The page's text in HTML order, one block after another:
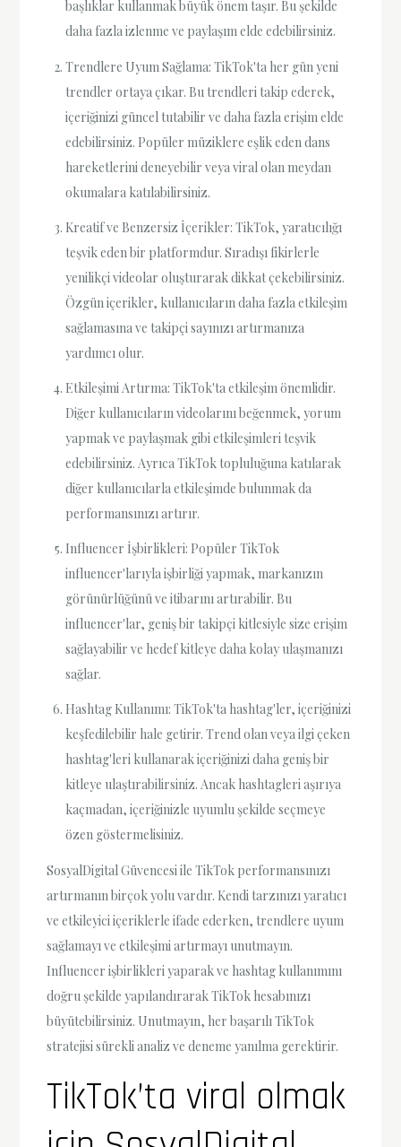
başlıklar kullanmak büyük önem taşır. Bu şekilde
daha fazla izlenme ve paylaşım elde edebilirsiniz.
Trendlere Uyum Sağlama: TikTok'ta her gün yeni
trendler ortaya çıkar. Bu trendleri takip ederek,
içeriğinizi güncel tutabilir ve daha fazla erişim elde
edebilirsiniz. Popüler müziklere eşlik eden dans
hareketlerini deneyebilir veya viral olan meydan
okumalara katılabilirsiniz.
Kreatif ve Benzersiz İçerikler: TikTok, yaratıcılığı
teşvik eden bir platformdur. Sıradışı fikirlerle
yenilikçi videolar oluşturarak dikkat çekebilirsiniz.
Özgün içerikler, kullanıcıların daha fazla etkileşim
sağlamasına ve takipçi sayınızı artırmanıza
yardımcı olur.
Etkileşimi Artırma: TikTok'ta etkileşim önemlidir.
Diğer kullanıcıların videolarını beğenmek, yorum
yapmak ve paylaşmak gibi etkileşimleri teşvik
edebilirsiniz. Ayrıca TikTok topluluğuna katılarak
diğer kullanıcılarla etkileşimde bulunmak da
performansınızı artırır.
Influencer İşbirlikleri: Popüler TikTok
influencer'larıyla işbirliği yapmak, markanızın
görünürlüğünü ve itibarını artırabilir. Bu
influencer'lar, geniş bir takipçi kitlesiyle size erişim
sağlayabilir ve hedef kitleye daha kolay ulaşmanızı
sağlar.
Hashtag Kullanımı: TikTok'ta hashtag'ler, içeriğinizi
keşfedilebilir hale getirir. Trend olan veya ilgi çeken
hashtag'leri kullanarak içeriğinizi daha geniş bir
kitleye ulaştırabilirsiniz. Ancak hashtagleri aşırıya
kaçmadan, içeriğinizle uyumlu şekilde seçmeye
özen göstermelisiniz.
SosyalDigital Güvencesi ile TikTok performansınızı
artırmanın birçok yolu vardır. Kendi tarzınızı yaratıcı
ve etkileyici içeriklerle ifade ederken, trendlere uyum
sağlamayı ve etkileşimi artırmayı unutmayın.
Influencer işbirlikleri yaparak ve hashtag kullanımını
doğru şekilde yapılandırarak TikTok hesabınızı
büyütebilirsiniz. Unutmayın, her başarılı TikTok
stratejisi sürekli analiz ve deneme yanılma gerektirir.
TikTok’ta viral olmak